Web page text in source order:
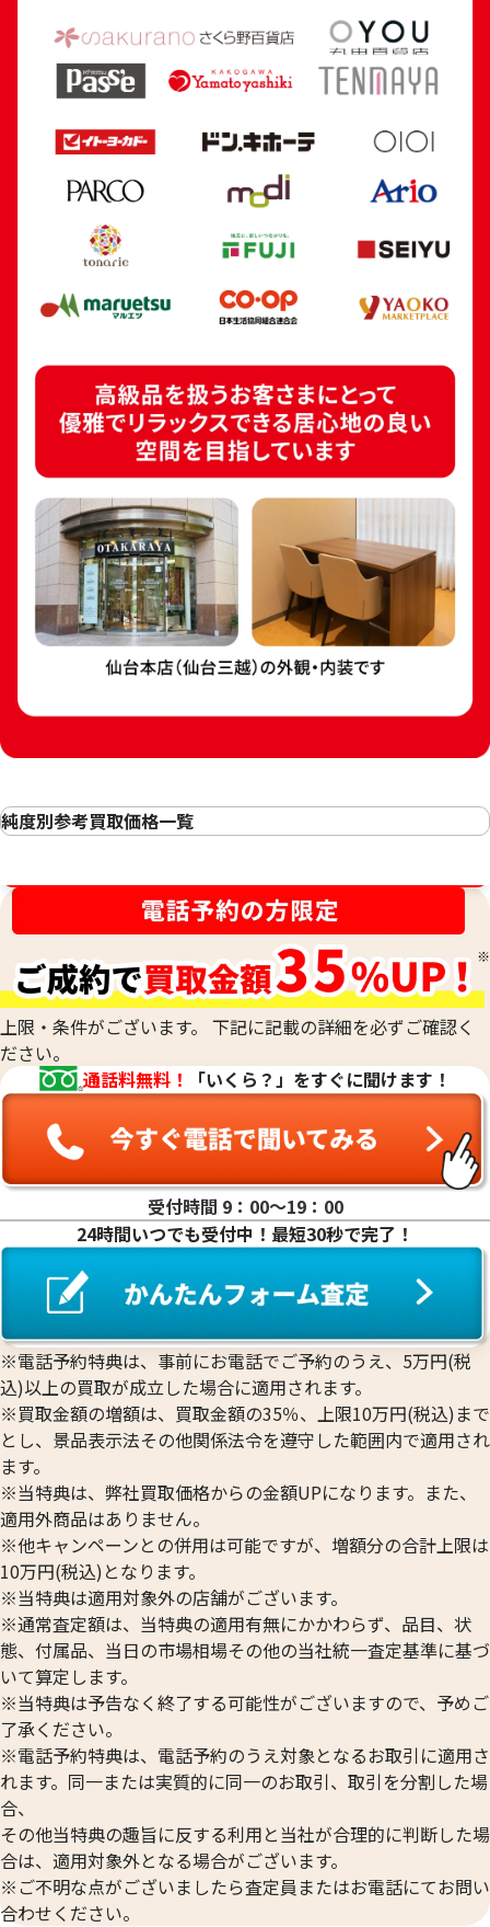
24金 (K24) カレンダー 新星工業 寅
参考買取価格
18金 (K18) 喜平リ
5.0g
参考買取価格
112,300
24金 (K24) カレンダー 新星工業 子
3.5g
104,100円
3g
89,200円
18金 (K18) 喜平リング
参考買取価格
76,400 円
18金 (K18) 喜平リ
3.2g
参考買取価格
71,900 円
24金 (K24) カレンダー 新星工業 戌
2g
参考買取価格
59,500 円
24金 (K24) カレ
2g
参考買取価格
59,500円
純度別参考買取価格一覧
22金（K22）の買取
21.6金(K21.6)の買取
20金（K20）の買取
18金(K18)の買取
14金（K14）の買取
12金（K12）の買取
10金（K10）の買取
9金（K9）の買取
上限・条件がございます。 下記に記載の詳細を必ずご確認く
ださい。
通話料無料！
「いくら？」をすぐに聞けます！
受付時間 9：00〜19：00
24時間いつでも受付中！最短30秒で完了！
※電話予約特典は、事前にお電話でご予約のうえ、5万円(税
込)以上の買取が成立した場合に適用されます。
※買取金額の増額は、買取金額の35％、上限10万円(税込)まで
とし、景品表示法その他関係法令を遵守した範囲内で適用され
ます。
※当特典は、弊社買取価格からの金額UPになります。また、
適用外商品はありません。
※他キャンペーンとの併用は可能ですが、増額分の合計上限は
10万円(税込)となります。
※当特典は適用対象外の店舗がございます。
※通常査定額は、当特典の適用有無にかかわらず、品目、状
態、付属品、当日の市場相場その他の当社統一査定基準に基づ
いて算定します。
※当特典は予告なく終了する可能性がございますので、予めご
了承ください。
※電話予約特典は、電話予約のうえ対象となるお取引に適用さ
れます。同一または実質的に同一のお取引、取引を分割した場
合、
その他当特典の趣旨に反する利用と当社が合理的に判断した場
合は、適用対象外となる場合がございます。
※ご不明な点がございましたら査定員またはお電話にてお問い
合わせください。